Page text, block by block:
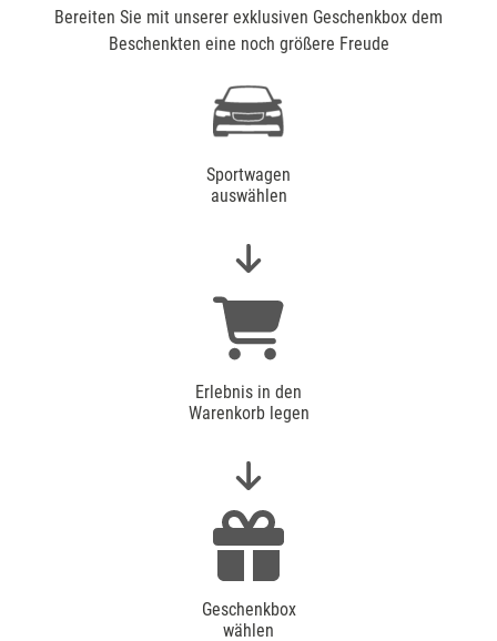
Bereiten Sie mit unserer exklusiven Geschenkbox dem
Beschenkten eine noch größere Freude
Sportwagen
auswählen
Erlebnis in den
Warenkorb legen
Geschenkbox
wählen